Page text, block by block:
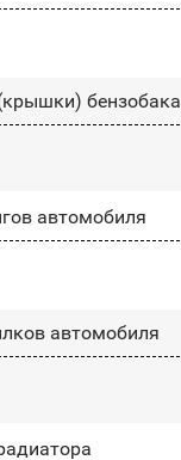
бензобака
автомобиля
автомобиля